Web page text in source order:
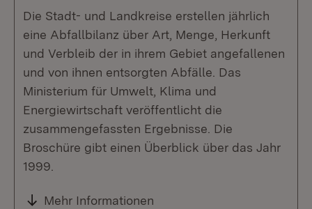
Die Stadt- und Landkreise erstellen jährlich
eine Abfallbilanz über Art, Menge, Herkunft
und Verbleib der in ihrem Gebiet angefallenen
und von ihnen entsorgten Abfälle. Das
Ministerium für Umwelt, Klima und
Energiewirtschaft veröffentlicht die
zusammengefassten Ergebnisse. Die
Broschüre gibt einen Überblick über das Jahr
1999.
Mehr Informationen